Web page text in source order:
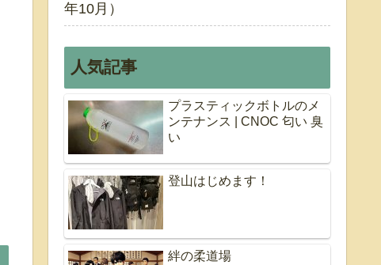
年10月）
人気記事
プラスティックボトルのメ
ンテナンス | CNOC 匂い 臭
い
登山はじめます！
絆の柔道場